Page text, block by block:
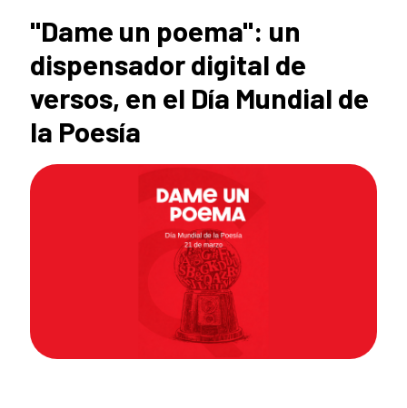
"Dame un poema": un
dispensador digital de
versos, en el Día Mundial de
la Poesía